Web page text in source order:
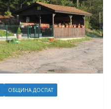
ОБЩИНА ДОСПАТ